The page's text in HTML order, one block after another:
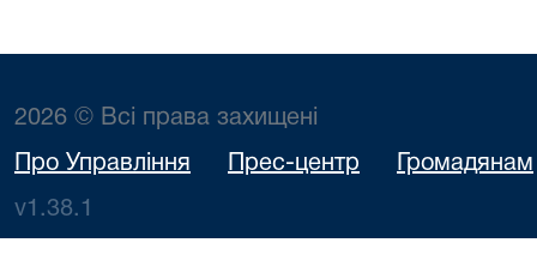
2026 © Всі права захищені
Про Управління Прес-центр Громадянам
v1.38.1